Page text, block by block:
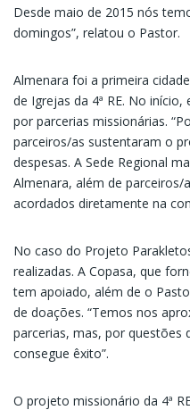
Desde maio de 2015 nós
domingos”, relatou o Pastor.
Almenara foi a primeira
de Igrejas da 4ª RE. No
por parcerias missionárias.
parceiros/as sustentaram o
despesas. A Sede Regional
Almenara, além de
acordados diretamente na
No caso do Projeto
realizadas. A Copasa, que
tem apoiado, além de o
de doações. “Temos nos
parcerias, mas, por questões
consegue êxito”.
O projeto missionário da 4ª